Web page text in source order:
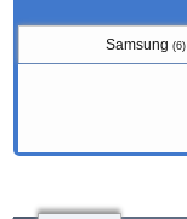
Samsung(6)